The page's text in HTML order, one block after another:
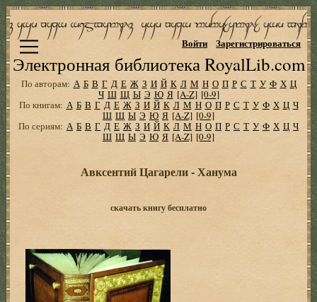
Электронная библиотека RoyalLib.com
Войти Зарегистрироваться
По авторам: А Б В Г Д Е Ж З И Й К Л М Н О П Р С Т У Ф Х Ц
Ч Ш Щ Ы Э Ю Я [A-Z] [0-9]
По книгам: А Б В Г Д Е Ж З И Й К Л М Н О П Р С Т У Ф Х Ц Ч
Ш Щ Ы Э Ю Я [A-Z] [0-9]
По сериям: А Б В Г Д Е Ж З И Й К Л М Н О П Р С Т У Ф Х Ц Ч
Ш Щ Ы Э Ю Я [A-Z] [0-9]
Авксентий Цагарели - Ханума
скачать книгу бесплатно